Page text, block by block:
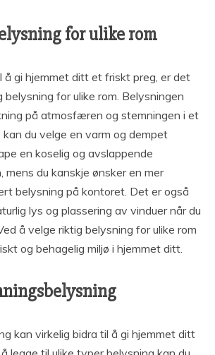
for ulike rom
å gi hjemmet ditt et friskt preg, er det
for ulike rom. Belysningen
på atmosfæren og stemningen i et
kan du velge en varm og dempet
en koselig og avslappende
du kanskje ønsker en mer
belysning på kontoret. Det er også
lys og plassering av vinduer når du
å velge riktig belysning for ulike rom
og behagelig miljø i hjemmet ditt.
kan virkelig bidra til å gi hjemmet ditt